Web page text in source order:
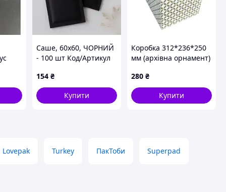
Саше, 60х60, ЧОРНИЙ
- 100 шт Код/Артикул
154 ₴
Купити
Коробка 312*236*250
мм (архівна орнамент)
280 ₴
Купити
Lovepak Turkey ПакТоби Superpad